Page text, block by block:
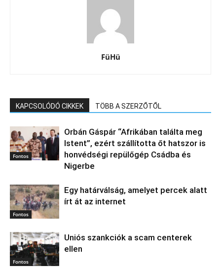
FüHü
KAPCSOLÓDÓ CIKKEK TÖBB A SZERZŐTŐL
Fontos
Orbán Gáspár “Afrikában találta meg
Istent”, ezért szállította őt hatszor is
honvédségi repülőgép Csádba és
Nigerbe
Fontos
Egy határválság, amelyet percek alatt
írt át az internet
Fontos
Uniós szankciók a scam centerek
ellen